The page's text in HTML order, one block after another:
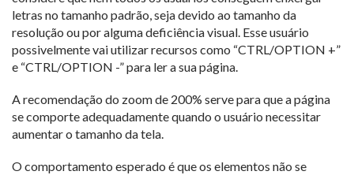
letras no tamanho padrão, seja devido ao tamanho da
resolução ou por alguma deficiência visual. Esse usuário
possivelmente vai utilizar recursos como “CTRL/OPTION +”
e “CTRL/OPTION -” para ler a sua página.
A recomendação do zoom de 200% serve para que a página
se comporte adequadamente quando o usuário necessitar
aumentar o tamanho da tela.
O comportamento esperado é que os elementos não se